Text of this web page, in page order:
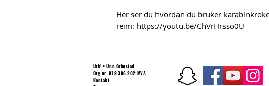
Her ser du hvordan du bruker
reim: https://youtu.be/ChVrHrsso0U
Urk! = Unn Grimstad
Org.nr. 919 396 202 MVA
Kontakt